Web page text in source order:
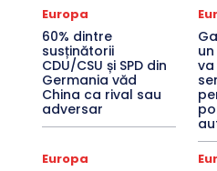
Europa
60% dintre
susținătorii
CDU/CSU și SPD din
Germania văd
China ca rival sau
adversar
Europa